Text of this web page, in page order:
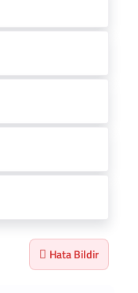
Hata Bildir